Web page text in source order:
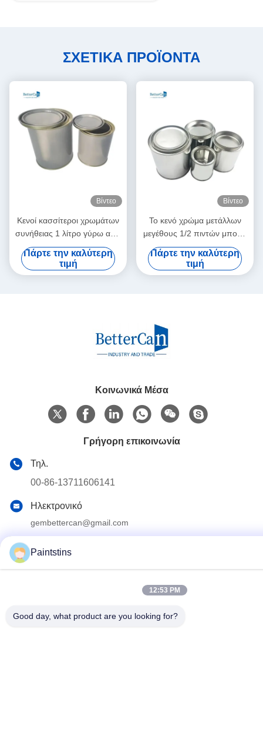
ΣΧΕΤΙΚΑ ΠΡΟΪΟΝΤΑ
Βίντεο
Κενοί κασσίτεροι χρωμάτων
συνήθειας 1 λίτρο γύρω από
τα αυτοκίνητα δοχεία
χρωμάτων με το σφιχτό
τριπλό καπάκι
Πάρτε την καλύτερη
τιμή
Βίντεο
Το κενό χρώμα μετάλλων
μεγέθους 1/2 πιντών μπορεί
με το καπάκι,
εμπορευματοκιβώτια
αποθήκευσης χρωμάτων για
Πάρτε την καλύτερη
τιμή
Κοινωνικά Μέσα
Γρήγορη επικοινωνία
Τηλ.
00-86-13711606141
Ηλεκτρονικό
gembettercan@gmail.com
επαρχία Guangdong, Κίνα.
Paintstins
12:53 PM
Good day, what product are you looking for?